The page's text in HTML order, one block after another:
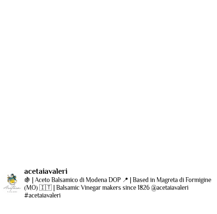
acetaiavaleri
🍇 | Aceto Balsamico di Modena DOP 📍 | Based in Magreta di Formigine
(MO) 🇮🇹 | Balsamic Vinegar makers since 1826 @acetaiavaleri
#acetaiavaleri